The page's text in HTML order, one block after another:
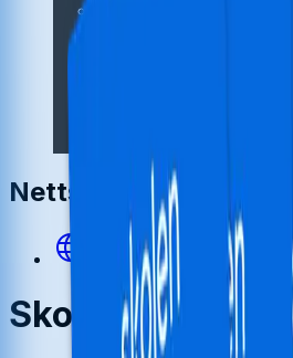
Nettsted
https://skolen.cdu.no/
Skolen fra